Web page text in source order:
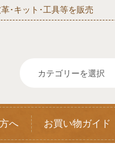
･キット･工具等を販売
へ お買い物ガイド